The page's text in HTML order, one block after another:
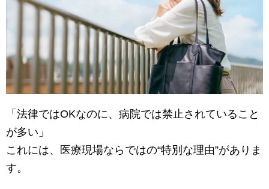
「法律ではOKなのに、病院では禁止されていること
が多い」
これには、医療現場ならではの“特別な理由”がありま
す。